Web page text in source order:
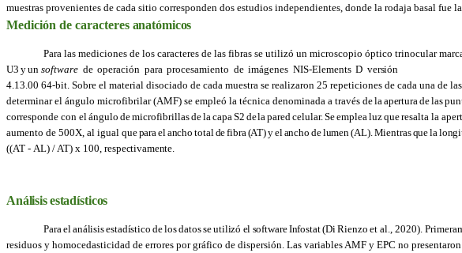
muestras provenientes de cada sitio corresponden dos estudios independientes, donde la rodaja basal
Medición de caracteres anatómicos
Para las mediciones de los caracteres de las fibras se utilizó un microscopio óptico trinocular
U3 yunsoftware de operación para procesamiento de imágenes NIS-Elements D versión
4.13.00 64-bit. Sobre el material disociado de cada muestra se realizaron 25 repeticiones de cada una de
determinar el ángulo microfibrilar (AMF) se empleó la técnica denominada a través delaaperturadelas
corresponde con elángulo demicrofibrillasdelacapaS2 delaparedcelular.Seemplealuzqueresalta la
aumento de 500X, al igual queparaelancho totaldefibra(AT)yelancho delumen(AL).Mientrasquela
((AT - AL) / AT) x 100, respectivamente.
Análisisestadísticos
Paraelanálisisestadístico delosdatosseutilizó el softwareInfostat(DiRienzoet al., 2020).
residuos y homocedasticidad de errores por gráfico de dispersión. Las variables AMF y EPC no presentaron